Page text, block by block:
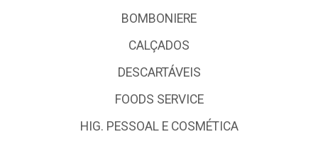
BOMBONIERE
CALÇADOS
DESCARTÁVEIS
FOODS SERVICE
HIG. PESSOAL E COSMÉTICA